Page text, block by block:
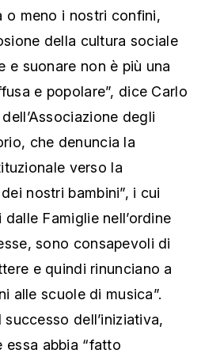
o meno i nostri confini,
della cultura sociale
e suonare non è più una
e popolare”, dice Carlo
degli
che denuncia la
verso la
nostri bambini”, i cui
Famiglie nell’ordine
sono consapevoli di
e quindi rinunciano a
alle scuole di musica”.
dell’iniziativa,
essa abbia “fatto